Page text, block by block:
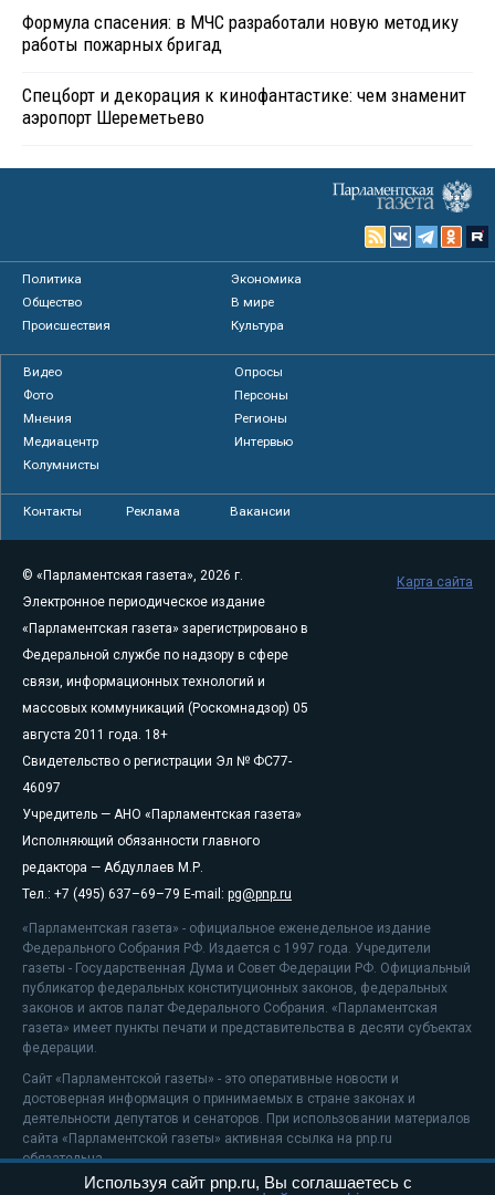
Формула спасения: в МЧС разработали новую методику
работы пожарных бригад
Спецборт и декорация к кинофантастике: чем знаменит
аэропорт Шереметьево
Политика
Экономика
Общество
В мире
Происшествия
Культура
Видео
Опросы
Фото
Персоны
Мнения
Регионы
Медиацентр
Интервью
Колумнисты
Контакты Реклама Вакансии
© «Парламентская газета», 2026 г.
Электронное периодическое издание
«Парламентская газета» зарегистрировано в
Федеральной службе по надзору в сфере
связи, информационных технологий и
массовых коммуникаций (Роскомнадзор) 05
августа 2011 года. 18+
Свидетельство о регистрации Эл № ФС77-
46097
Учредитель — АНО «Парламентская газета»
Исполняющий обязанности главного
редактора — Абдуллаев М.Р.
Тел.: +7 (495) 637–69–79 E-mail: pg@pnp.ru
«Парламентская газета» - официальное еженедельное издание
Федерального Собрания РФ. Издается с 1997 года. Учредители
газеты - Государственная Дума и Совет Федерации РФ. Официальный
публикатор федеральных конституционных законов, федеральных
законов и актов палат Федерального Собрания. «Парламентская
газета» имеет пункты печати и представительства в десяти субъектах
федерации.
Сайт «Парламентской газеты» - это оперативные новости и
достоверная информация о принимаемых в стране законах и
деятельности депутатов и сенаторов. При использовании материалов
сайта «Парламентской газеты» активная ссылка на pnp.ru
обязательна.
На информационном ресурсе применяютсярекомендательные
Карта сайта
Используя сайт pnp.ru, Вы соглашаетесь с